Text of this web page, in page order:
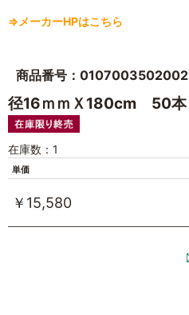
⇒メーカーHPはこちら
商品番号：0107003502002
径16ｍｍＸ180cm 50本
在庫数：1
単価
￥15,580